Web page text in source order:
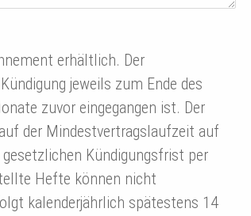
erhältlich. Der
jeweils zum Ende des
zuvor eingegangen ist. Der
der Mindestvertragslaufzeit auf
Kündigungsfrist per
Hefte können nicht
kalenderjährlich spätestens 14